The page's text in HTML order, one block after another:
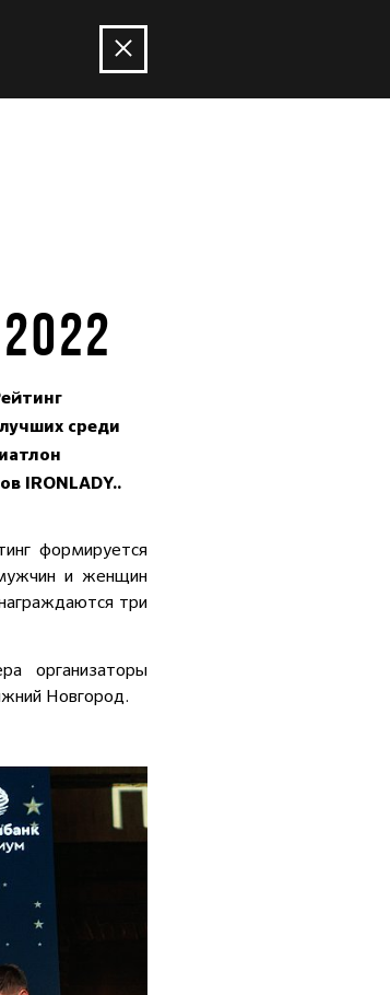
среди
IRONLADY..
формируется
и женщин
три
организаторы
Новгород.